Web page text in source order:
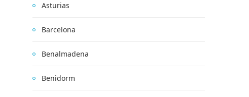
Asturias
Barcelona
Benalmadena
Benidorm